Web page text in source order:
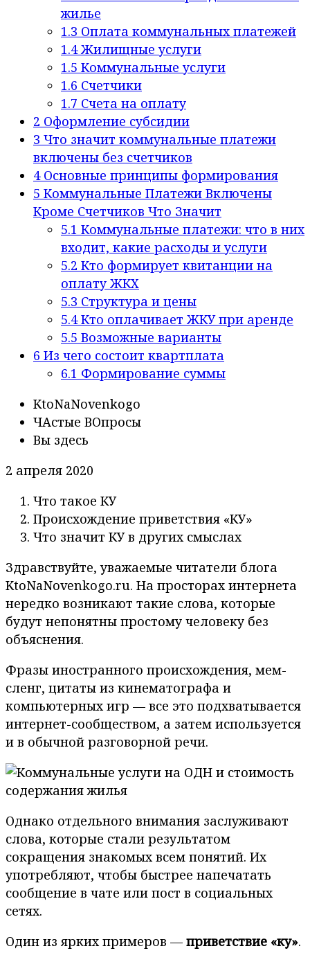
жилье
1.3 Оплата коммунальных платежей
1.4Жилищные услуги
1.5 Коммунальные услуги
1.6 Счетчики
1.7 Счета на оплату
2 Оформление субсидии
3 Что значит коммунальные платежи
включены без счетчиков
4Основные принципы формирования
5 Коммунальные Платежи Включены
Кроме Счетчиков Что Значит
5.1 Коммунальные платежи: что в них
входит, какие расходы и услуги
5.2 Кто формирует квитанции на
оплату ЖКХ
5.3 Структура и цены
5.4Кто оплачивает ЖКУ при аренде
5.5 Возможные варианты
6 Из чего состоит квартплата
6.1 Формирование суммы
KtoNaNovenkogo
ЧАстые ВОпросы
Вы здесь
2 апреля 2020
Что такое КУ
Происхождение приветствия «КУ»
Что значит КУ в других смыслах
Здравствуйте, уважаемые читатели блога
KtoNaNovenkogo.ru. На просторах интернета
нередко возникают такие слова, которые
будут непонятны простому человеку без
объяснения.
Фразы иностранного происхождения, мем-
сленг, цитаты из кинематографа и
компьютерных игр — все это подхватывается
интернет-сообществом, а затем используется
и в обычной разговорной речи.
Однако отдельного внимания заслуживают
слова, которые стали результатом
сокращения знакомых всем понятий. Их
употребляют, чтобы быстрее напечатать
сообщение в чате или пост в социальных
сетях.
Один из ярких примеров — приветствие «ку».